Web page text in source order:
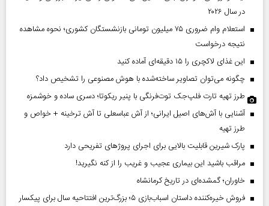
در سال ۲۰۲۶
استعلام وام ضروری ۷۵ میلیون تومانی بازنشستگان کشوری؛ نحوه مشاهده
نتیجه درخواست
این غذای لاکچری را ۱۵ دقیقه‌ای آماده کنید
چگونه می‌توان تصاویر ساخته‌شده با هوش مصنوعی را تشخیص داد؟
طرز تهیه تارت فلپ‌جک توت‌فرنگی با پنیر ریکوتا؛ دسری ساده و خوشمزه
آشنایی با آش‌های اصیل ایرانی؛ از آش عباسعلی تا آش ترخینه + خواص و
طرز تهیه
پارک شیرین قابلیت‌ بالایی برای اجرای پروژهای تفریحی دارد
مراقب باشید این بیماری عجیب و غریب را از کنه نگیرید!
خاوران؛ گمشده‌ای در تاریخ کرمانشاه
فروش خیره‌کننده داستان اسباب‌بازی ۵؛ بزرگ‌ترین افتتاحیه سال برای پیکسار